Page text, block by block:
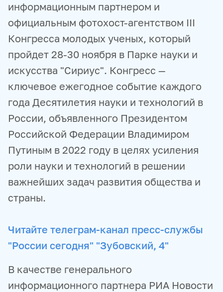
информационным партнером и
официальным фотохост-агентством III
Конгресса молодых ученых, который
пройдет 28-30 ноября в Парке науки и
искусства "Сириус". Конгресс —
ключевое ежегодное событие каждого
года Десятилетия науки и технологий в
России, объявленного Президентом
Российской Федерации Владимиром
Путиным в 2022 году в целях усиления
роли науки и технологий в решении
важнейших задач развития общества и
страны.
Читайте телеграм-канал пресс-службы
"России сегодня" "Зубовский, 4"
В качестве генерального
информационного партнера РИА Новости